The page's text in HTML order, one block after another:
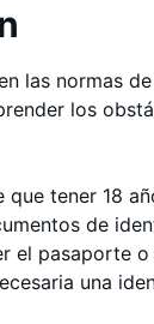
las normas
los
que tener 18
de
el pasaporte
una